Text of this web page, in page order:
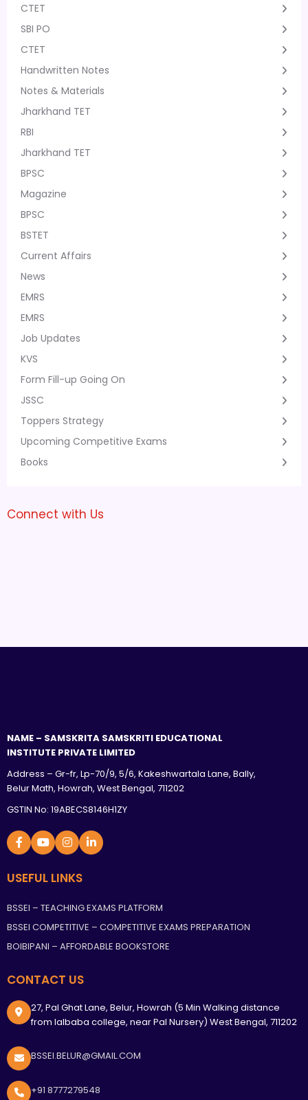
CTET
SBI PO
CTET
Handwritten Notes
Notes & Materials
Jharkhand TET
RBI
Jharkhand TET
BPSC
Magazine
BPSC
BSTET
Current Affairs
News
EMRS
EMRS
Job Updates
KVS
Form Fill-up Going On
JSSC
Toppers Strategy
Upcoming Competitive Exams
Books
Connect with Us
NAME – SAMSKRITA SAMSKRITI EDUCATIONAL
INSTITUTE PRIVATE LIMITED
Address – Gr-fr, Lp-70/9, 5/6, Kakeshwartala Lane, Bally,
Belur Math, Howrah, West Bengal, 711202
GSTIN No: 19ABECS8146H1ZY
USEFUL LINKS
BSSEI – TEACHING EXAMS PLATFORM
BSSEI COMPETITIVE – COMPETITIVE EXAMS PREPARATION
BOIBIPANI – AFFORDABLE BOOKSTORE
CONTACT US
27, Pal Ghat Lane, Belur, Howrah (5 Min Walking distance
from lalbaba college, near Pal Nursery) West Bengal, 711202
BSSEI.BELUR@GMAIL.COM
+91 8777279548